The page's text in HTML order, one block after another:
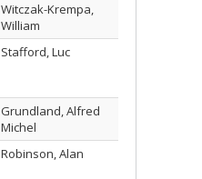
Witczak-Krempa,
William
Stafford, Luc
Grundland, Alfred
Michel
Robinson, Alan